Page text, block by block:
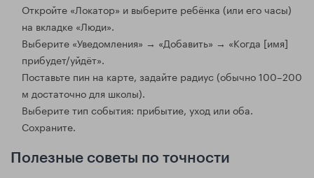
Откройте «Локатор» и выберите ребёнка (или его часы)
на вкладке «Люди».
Выберите «Уведомления» → «Добавить» → «Когда [имя]
прибудет/уйдёт».
Поставьте пин на карте, задайте радиус (обычно 100–200
м достаточно для школы).
Выберите тип события: прибытие, уход или оба.
Сохраните.
Полезные советы по точности